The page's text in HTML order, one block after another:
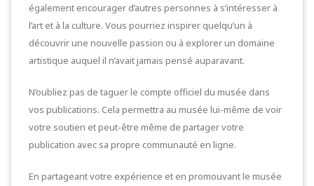
également encourager d’autres personnes à s’intéresser à
l’art et à la culture. Vous pourriez inspirer quelqu’un à
découvrir une nouvelle passion ou à explorer un domaine
artistique auquel il n’avait jamais pensé auparavant.
N’oubliez pas de taguer le compte officiel du musée dans
vos publications. Cela permettra au musée lui-même de voir
votre soutien et peut-être même de partager votre
publication avec sa propre communauté en ligne.
En partageant votre expérience et en promouvant le musée